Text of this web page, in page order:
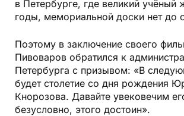
в Петербурге, где великий учёный
годы, мемориальной доски нет до
Поэтому в заключение своего
Пивоваров обратился к
Петербурга с призывом: «В
будет столетие со дня рождения
Кнорозова. Давайте увековечим
безусловно, этого достоин».